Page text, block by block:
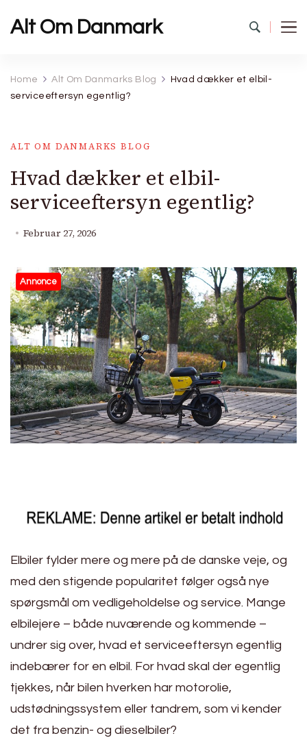
Alt Om Danmark
Home Alt Om Danmarks Blog
Hvad dækker et elbil-
serviceeftersyn egentlig?
ALT OM DANMARKS BLOG
Hvad dækker et elbil-
serviceeftersyn egentlig?
Februar 27, 2026
Annonce
Elbiler fylder mere og mere på de danske veje, og
med den stigende popularitet følger også nye
spørgsmål om vedligeholdelse og service. Mange
elbilejere – både nuværende og kommende –
undrer sig over, hvad et serviceeftersyn egentlig
indebærer for en elbil. For hvad skal der egentlig
tjekkes, når bilen hverken har motorolie,
udstødningssystem eller tandrem, som vi kender
det fra benzin- og dieselbiler?